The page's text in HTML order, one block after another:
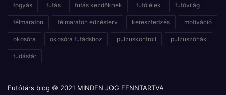
fogyás futás futás kezdőknek futólélek futóvilág
félmaraton félmaraton edzésterv keresztedzés motiváció
okosóra okosóra futádshoz pulzuskontroll pulzuszónák
tudástár
Futótárs blog © 2021 MINDEN JOG FENNTARTVA